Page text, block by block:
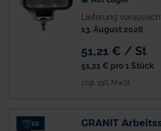
Lieferung
13. August 2026
51,21 € / St
51,21 € pro 1 Stück
zzgl. 19% MwSt.
10
GRANIT